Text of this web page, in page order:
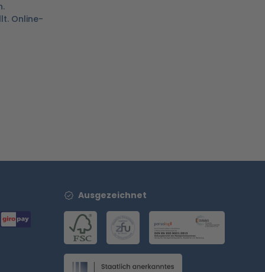
Online-
Ausgezeichnet